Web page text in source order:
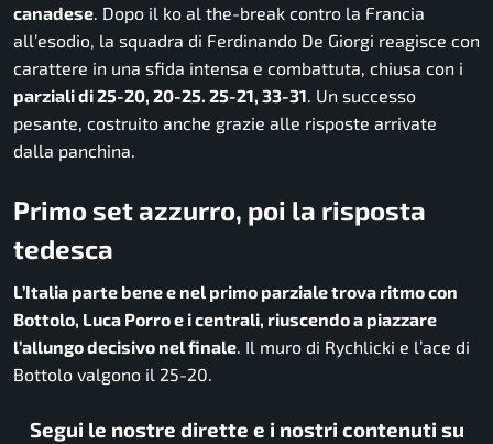
canadese . Dopo il ko al the-break contro la Francia
all’esodio, la squadra di Ferdinando De Giorgi reagisce con
carattere in una sfida intensa e combattuta, chiusa con i
parziali di 25-20, 20-25. 25-21, 33-31 . Un successo
pesante, costruito anche grazie alle risposte arrivate
dalla panchina.
Primo set azzurro, poi la risposta
tedesca
L’Italia parte bene e nel primo parziale trova ritmo con
Bottolo, Luca Porro e i centrali, riuscendo a piazzare
l’allungo decisivo nel finale. Il muro di Rychlicki e l’ace di
Bottolo valgono il 25-20.
Segui le nostre dirette e i nostri contenuti su